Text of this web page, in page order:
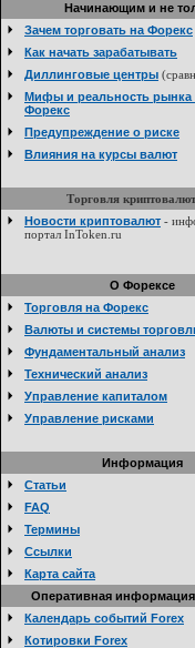
Начинающим и не
Зачем торговать на Форекс
Как начать зарабатывать
Диллинговые центры
Мифы и реальность рынка
Форекс
Предупреждение о риске
Влияния на курсы валют
Торговля
Новости криптовалют -
портал InToken.ru
О Форексе
Торговля на Форекс
Валюты и системы
Фундаментальный анализ
Технический анализ
Управление капиталом
Управление рисками
Информация
Статьи
FAQ
Термины
Ссылки
Карта сайта
Оперативная
Календарь событий Forex
Котировки Forex